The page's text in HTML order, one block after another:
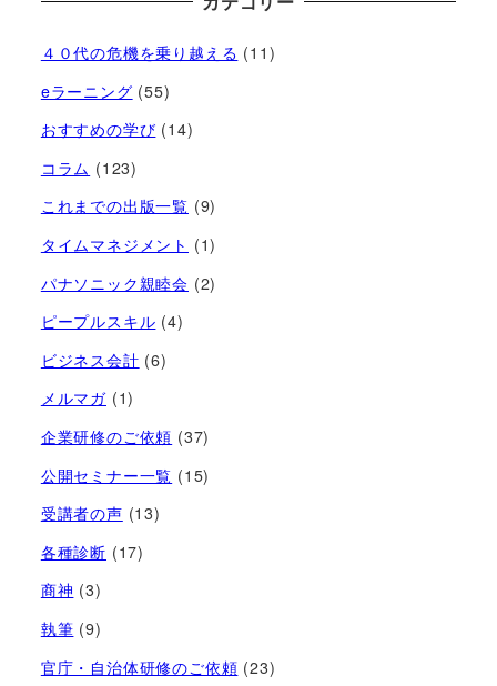
４０代の危機を乗り越える (11)
eラーニング (55)
おすすめの学び (14)
コラム (123)
これまでの出版一覧 (9)
タイムマネジメント (1)
パナソニック親睦会 (2)
ピープルスキル (4)
ビジネス会計 (6)
メルマガ (1)
企業研修のご依頼 (37)
公開セミナー一覧 (15)
受講者の声 (13)
各種診断 (17)
商神 (3)
執筆 (9)
官庁・自治体研修のご依頼 (23)